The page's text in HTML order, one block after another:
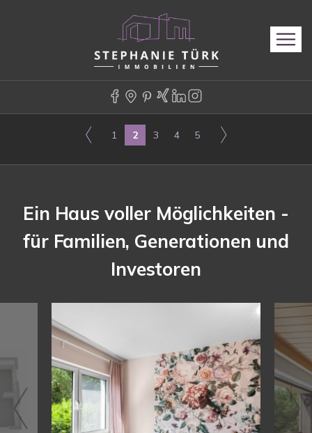
1 2 3 4 5
Ein Haus voller Möglichkeiten -
für Familien, Generationen und
Investoren